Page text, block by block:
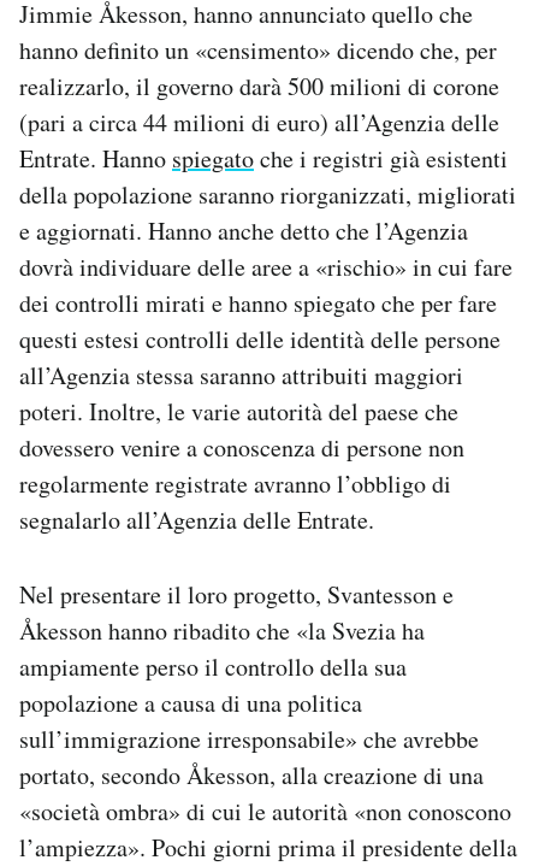
Jimmie Åkesson, hanno annunciato quello che
hanno definito un «censimento» dicendo che, per
realizzarlo, il governo darà 500 milioni di corone
(pari a circa 44 milioni di euro) all’Agenzia delle
Entrate. Hanno spiegatoche i registri già esistenti
della popolazione saranno riorganizzati, migliorati
e aggiornati. Hanno anche detto che l’Agenzia
dovrà individuare delle aree a «rischio» in cui fare
dei controlli mirati e hanno spiegato che per fare
questi estesi controlli delle identità delle persone
all’Agenzia stessa saranno attribuiti maggiori
poteri. Inoltre, le varie autorità del paese che
dovessero venire a conoscenza di persone non
regolarmente registrate avranno l’obbligo di
segnalarlo all’Agenzia delle Entrate.
Nel presentare il loro progetto, Svantesson e
Åkesson hanno ribadito che «la Svezia ha
ampiamente perso il controllo della sua
popolazione a causa di una politica
sull’immigrazione irresponsabile» che avrebbe
portato, secondo Åkesson, alla creazione di una
«società ombra» di cui le autorità «non conoscono
l’ampiezza». Pochi giorni prima il presidente della